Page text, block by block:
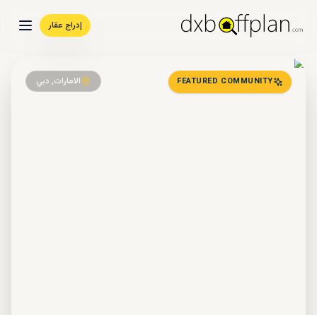
إدراج عقار
FEATURED COMMUNITY الامارات, دبي